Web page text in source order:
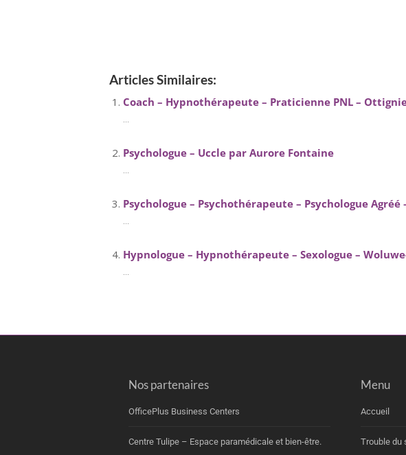
Articles Similaires:
Coach – Hypnothérapeute – Praticienne PNL –
...
Psychologue – Uccle par Aurore Fontaine
...
Psychologue – Psychothérapeute – Psychologue
...
Hypnologue – Hypnothérapeute – Sexologue –
...
Nos partenaires
OfficePlus Business Centers
Centre Tulipe – Espace paramédicale et bien-être.
Menu
Accueil
Trouble du